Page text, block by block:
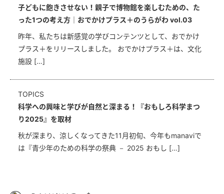
子どもに飽きさせない！親子で博物館を楽しむための、た
った1つの考え方｜おでかけプラス＋のうらがわ vol.03
昨年、私たちは新感覚の学びコンテンツとして、おでかけ
プラス＋をリリースしました。 おでかけプラス＋は、文化
施設 […]
TOPICS
科学への興味と学びが自然と深まる！『おもしろ科学まつ
り2025』を取材
秋が深まり、涼しくなってきた11月初旬、今年もmanaviで
は『青少年のための科学の祭典 － 2025 おもし […]